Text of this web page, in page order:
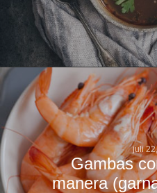
juli
Gambas
manera